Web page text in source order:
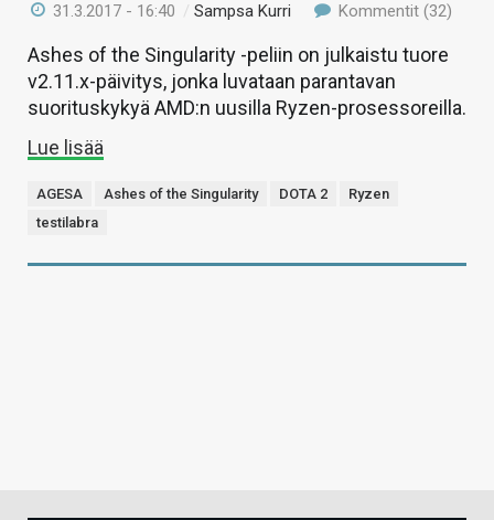
31.3.2017 - 16:40 /Sampsa Kurri Kommentit (32)
Ashes of the Singularity -peliin on julkaistu tuore
v2.11.x-päivitys, jonka luvataan parantavan
suorituskykyä AMD:n uusilla Ryzen-prosessoreilla.
Lue lisää
AGESA Ashes of the Singularity DOTA 2
Ryzen
testilabra